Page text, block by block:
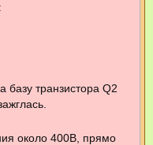
базу транзистора Q2
около 400В, прямо